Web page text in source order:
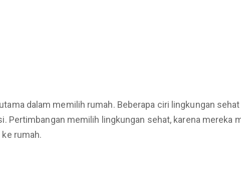
dalam memilih rumah. Beberapa ciri lingkungan
Pertimbangan memilih lingkungan sehat, karena mereka
rumah.